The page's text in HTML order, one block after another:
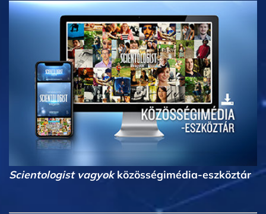
Scientologist vagyokközösségimédia-eszköztár